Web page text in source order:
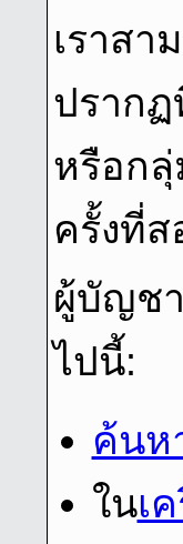
เราสา
ปราก
หรือก
ครั้งที่ส
ผู้บัญช
ไปนี้:
ค้นห
ในเ